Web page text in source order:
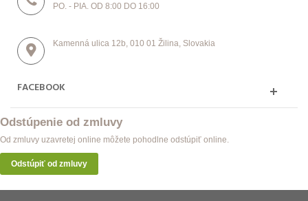
PO. - PIA. OD 8:00 DO 16:00
Kamenná ulica 12b, 010 01 Žilina, Slovakia
FACEBOOK
Odstúpenie od zmluvy
Od zmluvy uzavretej online môžete pohodlne odstúpiť online.
Odstúpiť od zmluvy